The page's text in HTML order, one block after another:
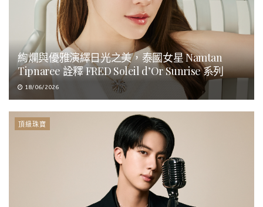
絢爛與優雅演繹日光之美，泰國女星 Namtan
Tipnaree 詮釋 FRED Soleil d’Or Sunrise 系列
18/06/2026
頂級珠寶